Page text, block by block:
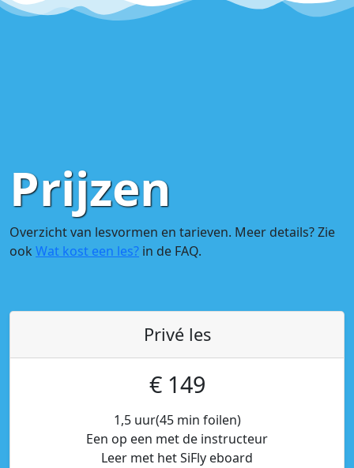
Prijzen
Overzicht van lesvormen en tarieven. Meer details? Zie
ook Wat kost een les? in de FAQ.
Privé les
€ 149
1,5 uur(45 min foilen)
Een op een met de instructeur
Leer met het SiFly eboard